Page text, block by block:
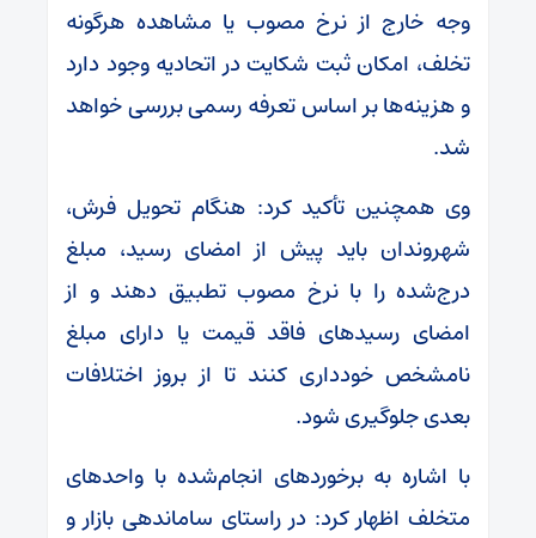
وجه خارج از نرخ مصوب یا مشاهده هرگونه
تخلف، امکان ثبت شکایت در اتحادیه وجود دارد
و هزینه‌ها بر اساس تعرفه رسمی بررسی خواهد
شد.
وی همچنین تأکید کرد: هنگام تحویل فرش،
شهروندان باید پیش از امضای رسید، مبلغ
درج‌شده را با نرخ مصوب تطبیق دهند و از
امضای رسیدهای فاقد قیمت یا دارای مبلغ
نامشخص خودداری کنند تا از بروز اختلافات
بعدی جلوگیری شود.
با اشاره به برخوردهای انجام‌شده با واحدهای
متخلف اظهار کرد: در راستای ساماندهی بازار و